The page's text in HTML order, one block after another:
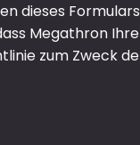
dieses
Megathron
zum Zweck